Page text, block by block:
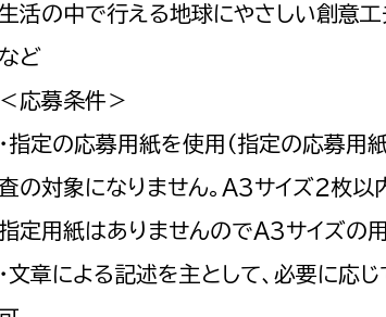
生活の中で行える地球にやさしい創意工
など
＜応募条件＞
・指定の応募用紙を使用（指定の応募
の対象になりません。A3サイズ２枚以
指定用紙はありませんのでA3サイズの用
・文章による記述を主として、必要に応